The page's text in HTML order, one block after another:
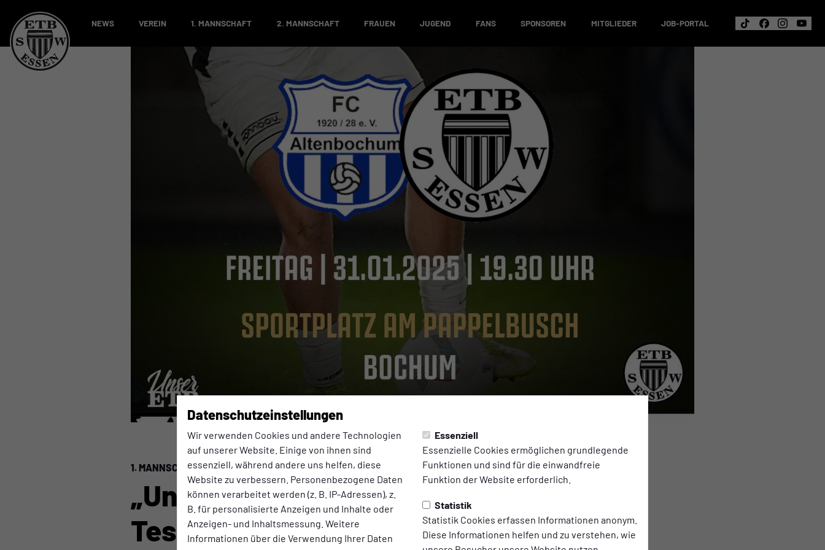
Datenschutzeinstellungen
Wir verwenden Cookies und andere Technologien
auf unserer Website. Einige von ihnen sind
essenziell, während andere uns helfen, diese
Website zu verbessern. Personenbezogene Daten
können verarbeitet werden (z. B. IP-Adressen), z.
B. für personalisierte Anzeigen und Inhalte oder
Anzeigen- und Inhaltsmessung. Weitere
Informationen über die Verwendung Ihrer Daten
Essenziell
Essenzielle Cookies ermöglichen grundlegende
Funktionen und sind für die einwandfreie
Funktion der Website erforderlich.
Statistik
Statistik Cookies erfassen Informationen anonym.
Diese Informationen helfen und zu verstehen, wie
NEWS VEREIN 1. MANNSCHAFT 2. MANNSCHAFT FRAUEN JUGEND FANS SPONSOREN MITGLIEDER JOB-PORTAL
1. MANNSCHAFT Mittwoch, 29.01.2025 11:34 Uhr | Axel Schulten
„Unser ETB“ bestreitet am Freitag ein
Testspiel in Bochum